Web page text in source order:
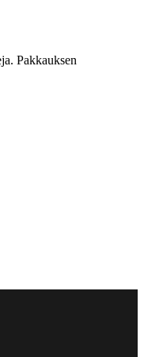
Pakkauksen